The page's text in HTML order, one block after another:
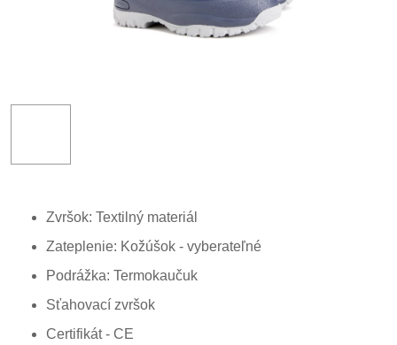
Zvršok: Textilný materiál
Zateplenie: Kožúšok - vyberateľné
Podrážka: Termokaučuk
Sťahovací zvršok
Certifikát - CE